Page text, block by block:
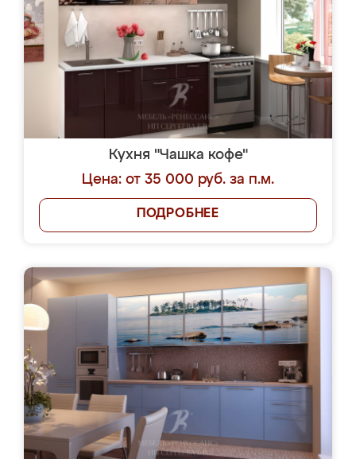
Кухня "Чашка кофе"
Цена: от 35 000 руб. за п.м.
ПОДРОБНЕЕ